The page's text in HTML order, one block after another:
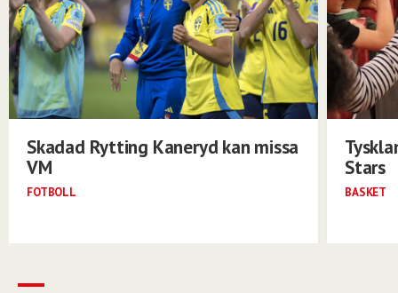
Skadad Rytting Kaneryd kan missa
VM
FOTBOLL
Stars
BASKET